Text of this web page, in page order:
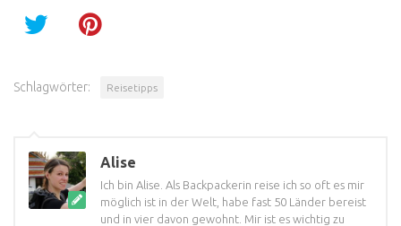
Schlagwörter: Reisetipps
Alise
Ich bin Alise. Als Backpackerin reise ich so oft es mir
möglich ist in der Welt, habe fast 50 Länder bereist
und in vier davon gewohnt. Mir ist es wichtig zu